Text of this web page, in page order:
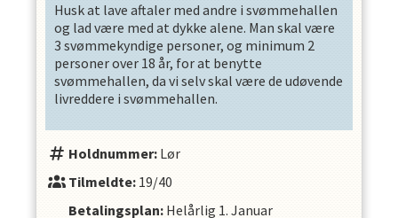
Husk at lave aftaler med andre i svømmehallen
og lad være med at dykke alene. Man skal være
3 svømmekyndige personer, og minimum 2
personer over 18 år, for at benytte
svømmehallen, da vi selv skal være de udøvende
livreddere i svømmehallen.
Holdnummer: Lør
Tilmeldte:19/40
Betalingsplan: Helårlig 1. Januar